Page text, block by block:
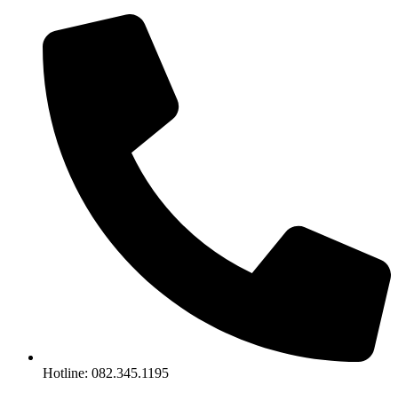
Hotline: 082.345.1195